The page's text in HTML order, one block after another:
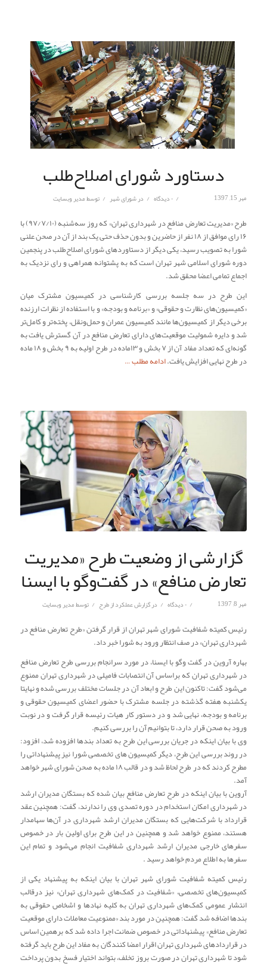
دستاورد شورای اصلاح‌طلب
مهر 15, 1397 / ۰ دیدگاه / درشورای شهر / توسطمدیر وبسایت
طرح «مدیریت تعارض منافع در شهرداری تهران» که روز سه‌شنبه (۹۷/۷/۱۰) با
۱۶ رای موافق از ۱۸ نفر از حاضرین و بدون حذف حتی یک بند از آن در صحن علنی
شورا به تصویب رسید، یکی دیگر از دستاوردهای شورای اصلاح‌طلب در پنجمین
دوره شورای اسلامی شهر تهران است که به پشتوانه همراهی و رای نزدیک به
اجماع تمامی اعضا محقق شد.
این طرح در سه جلسه بررسی کارشناسی در کمیسیون‌ مشترک میان
«کمیسیون‌های نظارت و حقوقی» و «برنامه و بودجه» و با استفاده از نظرات ارزنده
برخی دیگر از کمیسیون‌ها مانند کمیسیون عمران و حمل‌ونقل، پخته‌تر و کامل‌تر
شد و دایره شمولیت موقعیت‌های دارای تعارض منافع در آن گسترش یافت به
گونه‌ای که تعداد مفاد آن از ۷ بخش و ۱۳ماده در طرح اولیه به ۹ بخش و ۱۸ ماده
در طرح نهایی افزایش یافت.ادامه مطلب …
گزارشی از وضعیت طرح «مدیریت
تعارض منافع» در گفت‌وگو با ایسنا
مهر 8, 1397 / ۰ دیدگاه / درگزارش عملکرد از طرح / توسطمدیر وبسایت
رئیس کمیته شفافیت شورای شهر تهران از قرار گرفتن «طرح تعارض منافع در
شهرداری تهران» در صف انتظار ورود به شورا خبر داد.
بهاره آروین در گفت وگو با ایسنا، در مورد سرانجام بررسی طرح تعارض منافع
در شهرداری تهران که براساس آن انتصابات فامیلی در شهرداری تهران ممنوع
می‌شود گفت: تاکنون این طرح و ابعاد آن در جلسات مختلف بررسی شده و نهایتا
یکشنبه هفته گذشته در جلسه مشترک با حضور اعضای کمیسیون حقوقی و
برنامه و بودجه، نهایی شد و در دستور کار هیات رئیسه قرار گرفت و در نوبت
ورود به صحن قرار دارد، تا بتوانیم آن را بررسی کنیم.
وی با بیان اینکه در جریان بررسی این طرح به تعداد بندها افزوده شد، افزود:
در روند بررسی این طرح، دیگر کمیسیون های تخصصی شورا نیز پیشنهاداتی را
مطرح کردند که در طرح لحاظ شد و در قالب ۱۸ ماده به صحن شورای شهر خواهد
آمد.
آروین با بیان اینکه در طرح تعارض منافع بیان شده که بستگان مدیران ارشد
در شهرداری امکان استخدام در دوره تصدی وی را ندارند، گفت: همچنین عقد
قرارداد با شرکت‌هایی که بستگان مدیران ارشد شهرداری در آن‌ها سهامدار
هستند، ممنوع خواهد شد و همچنین در این طرح برای اولین بار در خصوص
سفرهای خارجی مدیران ارشد شهرداری شفافیت انجام می‌شود و تمام این
سفرها به اطلاع مردم خواهد رسید .
رئیس کمیته شفافیت شورای شهر تهران با بیان اینکه به پیشنهاد یکی از
کمیسیون‌های تخصصی، «شفافیت در کمک‌های شهرداری تهران» نیز درقالب
انتشار عمومی کمک‌های شهرداری تهران به کلیه نهادها و اشخاص حقوقی به
بندها اضافه شد گفت: همچنین در مورد بند «ممنوعیت معاملات دارای موقعیت
تعارض منافع» پیشنهاداتی در خصوص ضمانت اجرا داده شد که برهمین اساس
در قراردادهای شهرداری تهران اقرار امضا کنندگان به مفاد این طرح باید گرفته
شود تا شهرداری تهران در صورت بروز تخلف، بتواند اختیار فسخ بدون پرداخت